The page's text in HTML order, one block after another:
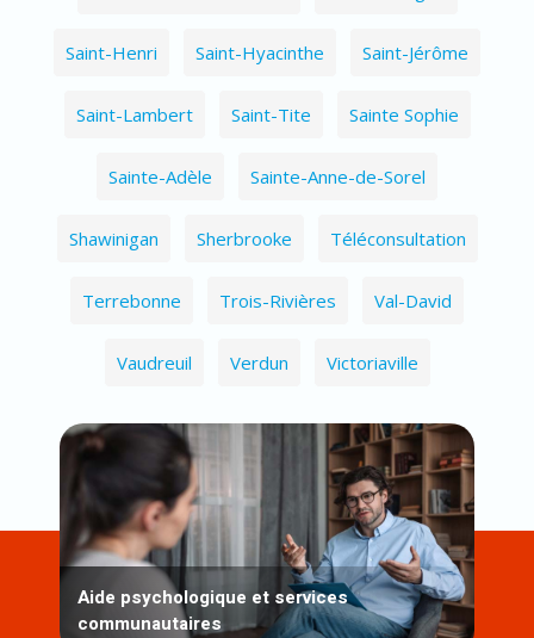
Saint-Henri Saint-Hyacinthe Saint-Jérôme
Saint-Lambert Saint-Tite Sainte Sophie
Sainte-Adèle Sainte-Anne-de-Sorel
Shawinigan Sherbrooke Téléconsultation
Terrebonne Trois-Rivières Val-David
Vaudreuil Verdun Victoriaville
Aide psychologique et services
communautaires